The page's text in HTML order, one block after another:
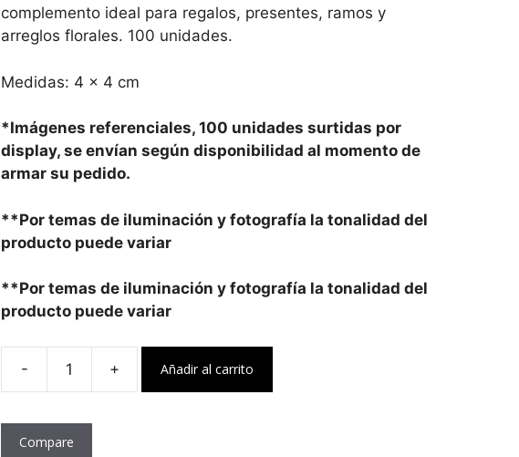
complemento ideal para regalos, presentes, ramos y
arreglos florales. 100 unidades.
Medidas: 4 x 4 cm
*Imágenes referenciales, 100 unidades surtidas por
display,se envían según disponibilidad al momento de
armar su pedido.
**Por temas de iluminación y fotografía la tonalidad del
producto puede variar
**Por temas de iluminación y fotografía la tonalidad del
producto puede variar
Stickers
"Feliz
Añadir al carrito
Compare